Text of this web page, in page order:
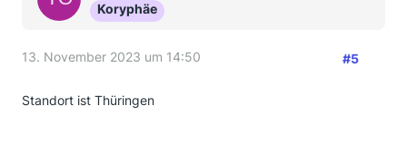
Koryphäe
13. November 2023 um 14:50 #5
Standort ist Thüringen